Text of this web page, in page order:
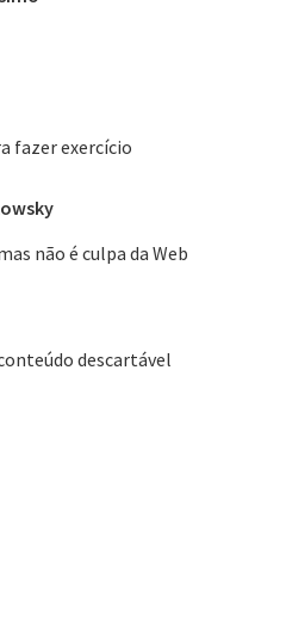
fazer exercício
não é culpa da Web
descartável